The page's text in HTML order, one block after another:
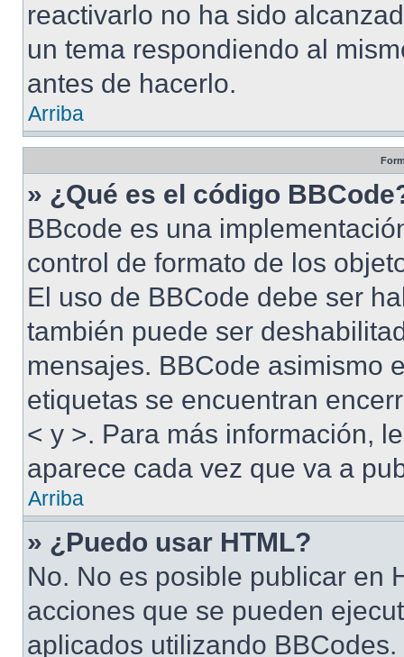
reactivarlo no ha sido
un tema respondiendo al
antes de hacerlo.
Arriba
» ¿Qué es el código
BBcode es una
control de formato de los
El uso de BBCode debe ser
también puede ser
mensajes. BBCode asimismo
etiquetas se encuentran
< y >. Para más información,
aparece cada vez que va a
Arriba
» ¿Puedo usar HTML?
No. No es posible publicar en
acciones que se pueden
aplicados utilizando BBCodes.